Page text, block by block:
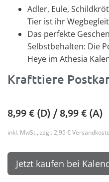
Adler, Eule,
Tier ist ihr
Das perfekte
Selbstbehalten: Die
Heye im Athesia
Krafttiere
8,99€ (D) /8,99€ (A)
inkl. MwSt., zzgl. 2,95 €
Jetzt kaufen bei